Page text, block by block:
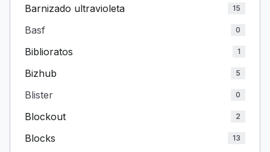
Barnizado ultravioleta 15
Basf 0
Biblioratos 1
Bizhub 5
Blister 0
Blockout 2
Blocks 13